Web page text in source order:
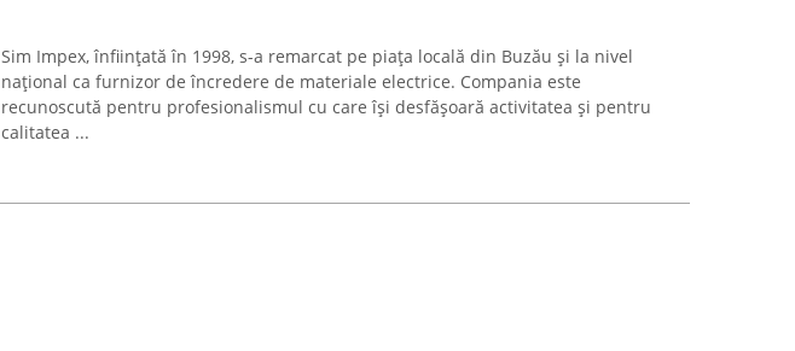
Sim Impex, înființată în 1998, s-a remarcat pe piața locală din Buzău și la nivel
național ca furnizor de încredere de materiale electrice. Compania este
recunoscută pentru profesionalismul cu care își desfășoară activitatea și pentru
calitatea ...